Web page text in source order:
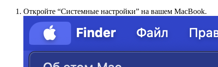
Откройте “Системные настройки” на вашем MacBook.